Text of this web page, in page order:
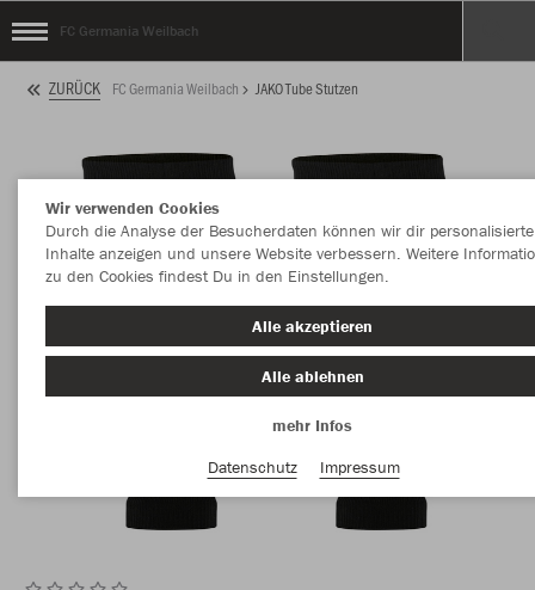
FC Germania Weilbach
ZURÜCK FC Germania Weilbach JAKO Tube Stutzen
Wir verwenden Cookies
Durch die Analyse der Besucherdaten können wir dir personalisierte
Inhalte anzeigen und unsere Website verbessern. Weitere
zu den Cookies findest Du in den Einstellungen.
Alle akzeptieren
Alle ablehnen
mehr Infos
Datenschutz
Impressum